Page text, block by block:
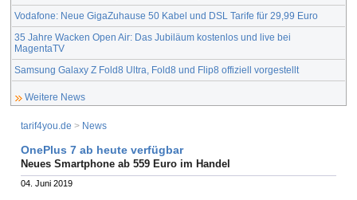
Vodafone: Neue GigaZuhause 50 Kabel und DSL Tarife für 29,99 Euro
35 Jahre Wacken Open Air: Das Jubiläum kostenlos und live bei
MagentaTV
Samsung Galaxy Z Fold8 Ultra, Fold8 und Flip8 offiziell vorgestellt
Weitere News
tarif4you.de > News
OnePlus 7 ab heute verfügbar
Neues Smartphone ab 559 Euro im Handel
04. Juni 2019